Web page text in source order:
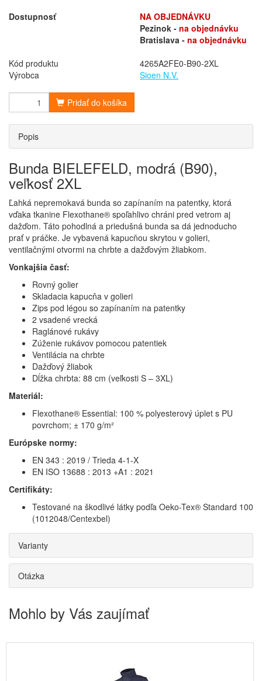
Dostupnosť
NA OBJEDNÁVKU
Pezinok - na objednávku
Bratislava - na objednávku
Kód produktu
4265A2FE0-B90-2XL
Výrobca
Sioen N.V.
Pridať do košíka
Popis
Bunda BIELEFELD, modrá (B90),
veľkosť 2XL
Ľahká nepremokavá bunda so zapínaním na patentky, ktorá
vďaka tkanine Flexothane® spoľahlivo chráni pred vetrom aj
dažďom. Táto pohodlná a priedušná bunda sa dá jednoducho
prať v práčke. Je vybavená kapucňou skrytou v golieri,
ventilačnými otvormi na chrbte a dažďovým žliabkom.
Vonkajšia časť:
Rovný golier
Skladacia kapucňa v golieri
Zips pod légou so zapínaním na patentky
2 vsadené vrecká
Raglánové rukávy
Zúženie rukávov pomocou patentiek
Ventilácia na chrbte
Dažďový žliabok
Dĺžka chrbta: 88 cm (veľkosti S – 3XL)
Materiál:
Flexothane® Essential: 100 % polyesterový úplet s PU
povrchom; ± 170 g/m²
Európske normy:
EN 343 : 2019 / Trieda 4-1-X
EN ISO 13688 : 2013 +A1 : 2021
Certifikáty:
Testované na škodlivé látky podľa Oeko-Tex® Standard 100
(1012048/Centexbel)
Varianty
Otázka
Mohlo by Vás zaujímať